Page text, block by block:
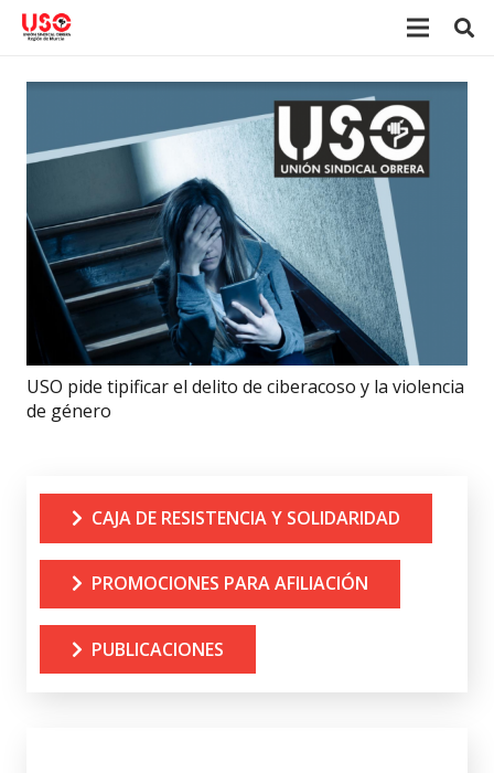
USO pide tipificar el delito de ciberacoso y la violencia
de género
CAJA DE RESISTENCIA Y SOLIDARIDAD
PROMOCIONES PARA AFILIACIÓN
PUBLICACIONES